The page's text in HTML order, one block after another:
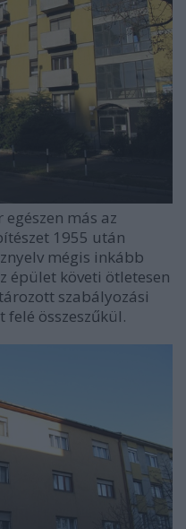
más az
1955 után
mégis inkább
épület követi ötletesen
szabályozási
felé összeszűkül.